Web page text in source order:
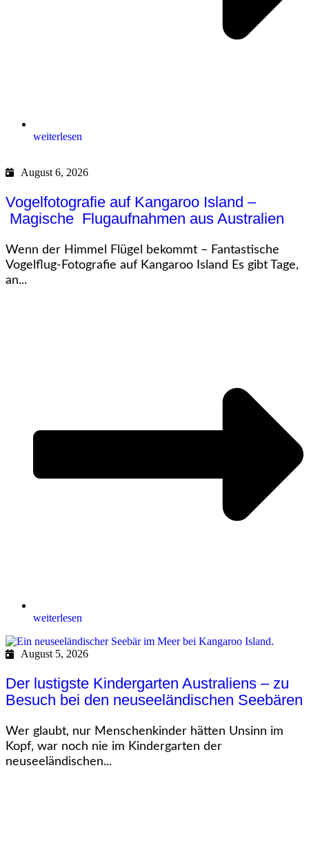
weiterlesen
August 6, 2026
Vogelfotografie auf Kangaroo Island –
Magische Flugaufnahmen aus Australien
Wenn der Himmel Flügel bekommt – Fantastische
Vogelflug-Fotografie auf Kangaroo Island Es gibt Tage,
an...
weiterlesen
August 5, 2026
Der lustigste Kindergarten Australiens – zu
Besuch bei den neuseeländischen Seebären
Wer glaubt, nur Menschenkinder hätten Unsinn im
Kopf, war noch nie im Kindergarten der
neuseeländischen...